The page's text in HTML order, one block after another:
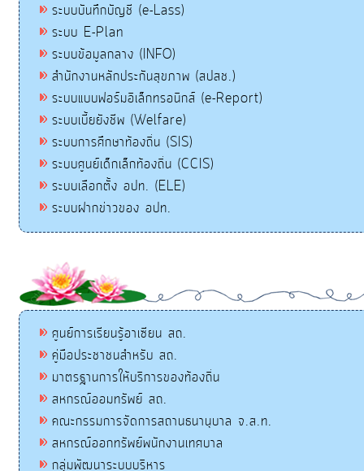
ระบบบันทึกบัญชี (e-Lass)
ระบบ E-Plan
ระบบข้อมูลกลาง (INFO)
สำนักงานหลักประกันสุขภาพ (สปสช.)
ระบบแบบฟอร์มอิเล็กทรอนิกส์ (e-Report)
ระบบเบี้ยยังชีพ (Welfare)
ระบบการศึกษาท้องถิ่น (SIS)
ระบบศูนย์เด็กเล็กท้องถิ่น (CCIS)
ระบบเลือกตั้ง อปท. (ELE)
ระบบฝากข่าวของ อปท.
ศูนย์การเรียนรู้อาเซียน สถ.
คู่มือประชาชนสำหรับ สถ.
มาตรฐานการให้บริการของท้องถิ่น
สหกรณ์ออมทรัพย์ สถ.
คณะกรรมการจัดการสถานธนานุบาล จ.ส.ท.
สหกรณ์ออกทรัพย์พนักงานเทศบาล
กลุ่มพัฒนาระบบบริหาร